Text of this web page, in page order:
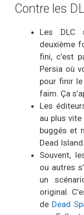
Contre les
Les DLC
deuxième
fini, c’est
Persia où
pour finir
faim. Ça
Les
au plus
buggés et
Dead
Souvent,
ou autres
un
original.
de Dead